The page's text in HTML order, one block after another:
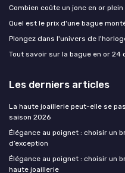
Combien coûte un jonc en or
Quel est le prix d'une bague
Plongez dans l'univers de
Tout savoir sur la bague en or 24
Les derniers articles
La haute joaillerie peut-elle se
saison 2026
Élégance au poignet : choisir un
d’exception
Élégance au poignet : choisir un
haute joaillerie